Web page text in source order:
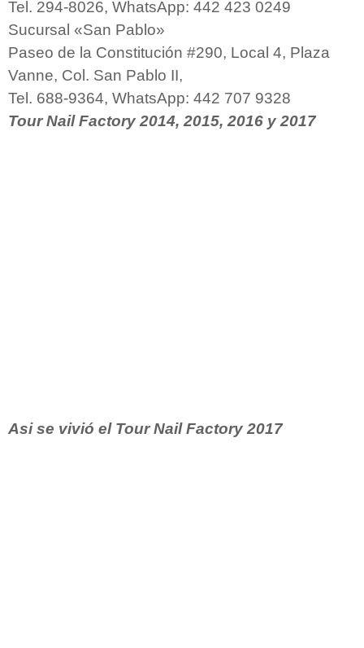
Tel. 294-8026, WhatsApp: 442 423 0249
Sucursal «San Pablo»
Paseo de la Constitución #290, Local 4, Plaza
Vanne, Col. San Pablo II,
Tel. 688-9364, WhatsApp: 442 707 9328
Tour Nail Factory 2014, 2015, 2016 y 2017
Asi se vivió el Tour Nail Factory 2017